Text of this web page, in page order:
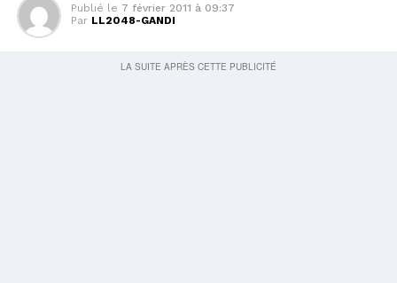
Publié le 7 février 2011 à 09:37
Par LL2048-GANDI